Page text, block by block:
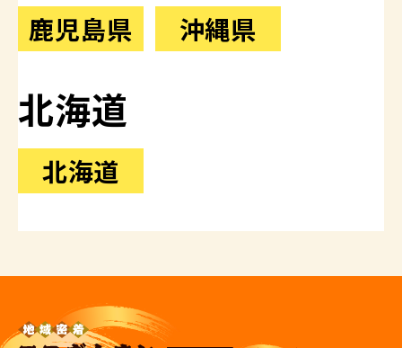
鹿児島県
沖縄県
北海道
北海道